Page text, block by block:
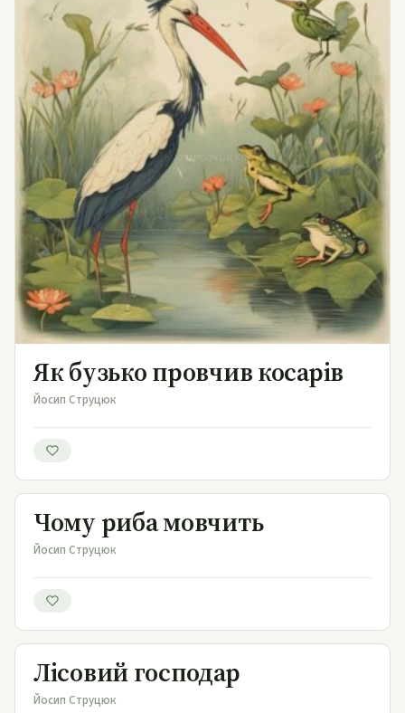
Як бузько провчив косарів
Як бузько провчив косарів
Йосип Струцюк
Чому риба мовчить
Чому риба мовчить
Йосип Струцюк
Лісовий господар
Лісовий господар
Йосип Струцюк